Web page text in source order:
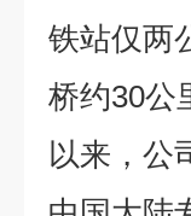
铁站仅两
桥约30公
以来，公